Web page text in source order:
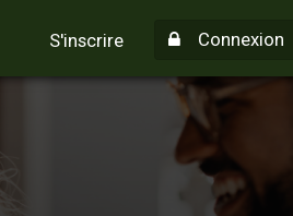
S'inscrire Connexion